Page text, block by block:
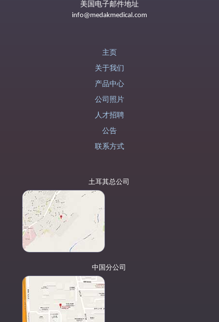
美国电子邮件地址
info@medakmedical.com
主页
关于我们
产品中心
公司照片
人才招聘
公告
联系方式
土耳其总公司
中国分公司